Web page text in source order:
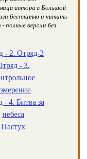
автора в Большой
бесплатно и читать
полные версии без
- 2. Отряд-2
- 3.
- 4. Битва за
небеса
Пастух